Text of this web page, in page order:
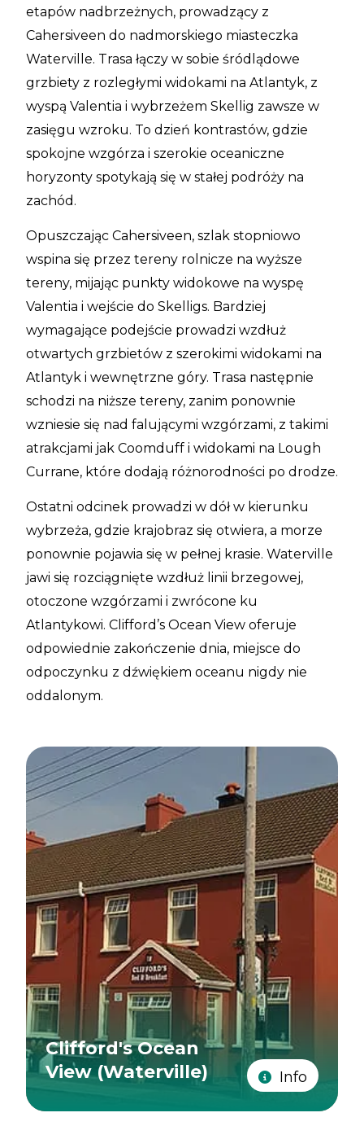
etapów nadbrzeżnych, prowadzący z
Cahersiveen do nadmorskiego miasteczka
Waterville. Trasa łączy w sobie śródlądowe
grzbiety z rozległymi widokami na Atlantyk, z
wyspą Valentia i wybrzeżem Skellig zawsze w
zasięgu wzroku. To dzień kontrastów, gdzie
spokojne wzgórza i szerokie oceaniczne
horyzonty spotykają się w stałej podróży na
zachód.
Opuszczając Cahersiveen, szlak stopniowo
wspina się przez tereny rolnicze na wyższe
tereny, mijając punkty widokowe na wyspę
Valentia i wejście do Skelligs. Bardziej
wymagające podejście prowadzi wzdłuż
otwartych grzbietów z szerokimi widokami na
Atlantyk i wewnętrzne góry. Trasa następnie
schodzi na niższe tereny, zanim ponownie
wzniesie się nad falującymi wzgórzami, z takimi
atrakcjami jak Coomduff i widokami na Lough
Currane, które dodają różnorodności po drodze.
Ostatni odcinek prowadzi w dół w kierunku
wybrzeża, gdzie krajobraz się otwiera, a morze
ponownie pojawia się w pełnej krasie. Waterville
jawi się rozciągnięte wzdłuż linii brzegowej,
otoczone wzgórzami i zwrócone ku
Atlantykowi. Clifford’s Ocean View oferuje
odpowiednie zakończenie dnia, miejsce do
odpoczynku z dźwiękiem oceanu nigdy nie
oddalonym.
Clifford's Ocean
View (Waterville)
Info